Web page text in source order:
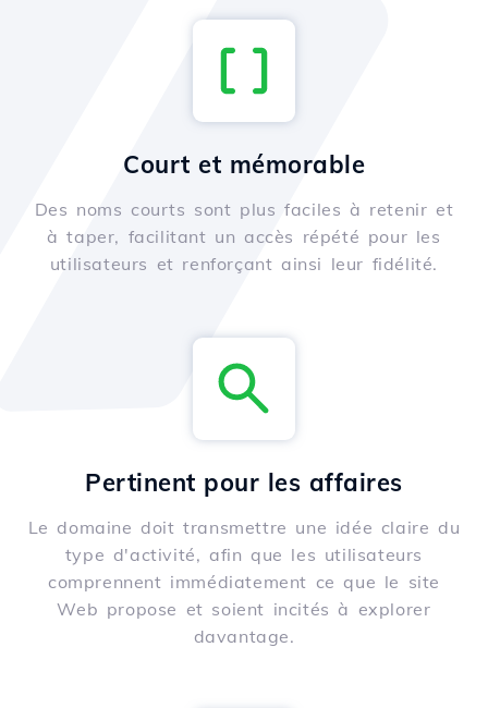
Court et mémorable
Des noms courts sont plus faciles à retenir et
à taper, facilitant un accès répété pour les
utilisateurs et renforçant ainsi leur fidélité.
Pertinent pour les affaires
Le domaine doit transmettre une idée claire du
type d'activité, afin que les utilisateurs
comprennent immédiatement ce que le site
Web propose et soient incités à explorer
davantage.